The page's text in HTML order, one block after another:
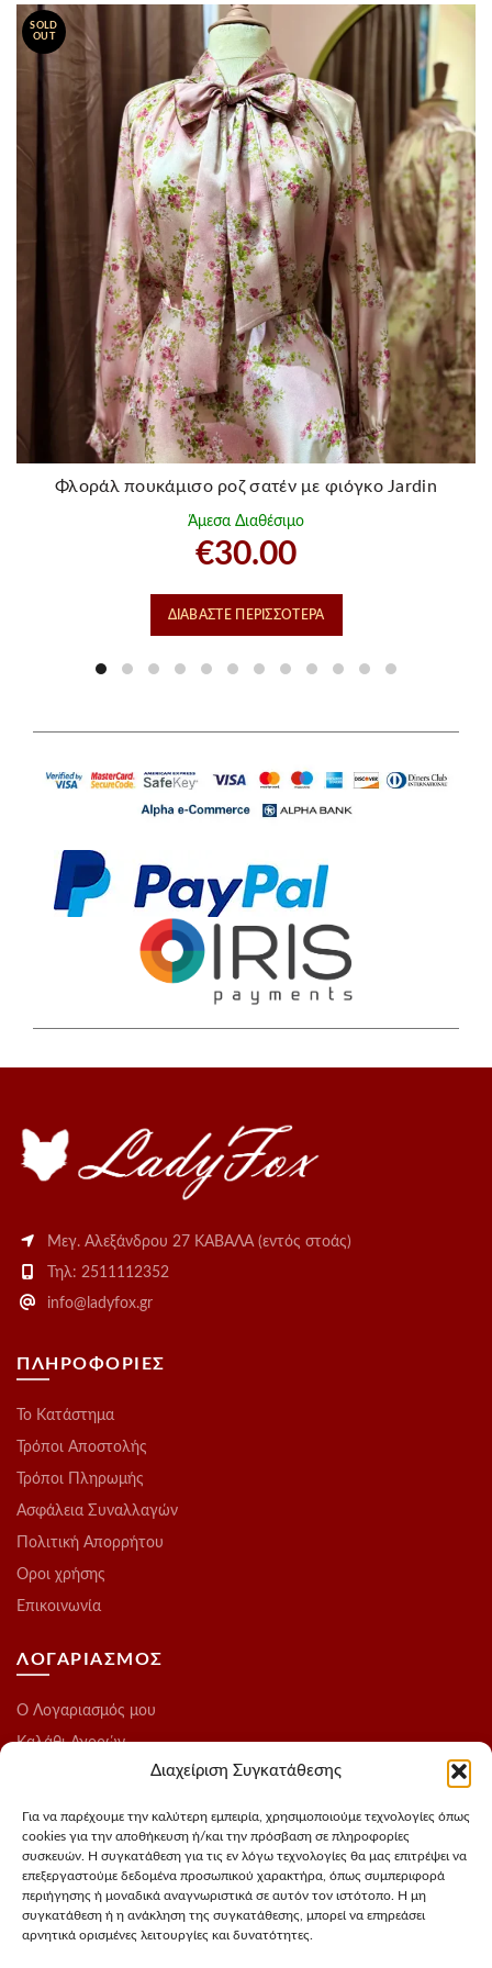
Διαχείριση Συγκατάθεσης
Για να παρέχουμε την καλύτερη εμπειρία, χρησιμοποιούμε τεχνολογίες όπως
cookies για την αποθήκευση ή/και την πρόσβαση σε πληροφορίες
συσκευών. Η συγκατάθεση για τις εν λόγω τεχνολογίες θα μας επιτρέψει να
επεξεργαστούμε δεδομένα προσωπικού χαρακτήρα, όπως συμπεριφορά
περιήγησης ή μοναδικά αναγνωριστικά σε αυτόν τον ιστότοπο. Η μη
συγκατάθεση ή η ανάκληση της συγκατάθεσης, μπορεί να επηρεάσει
αρνητικά ορισμένες λειτουργίες και δυνατότητες.
SOLD
OUT
Φλοράλ πουκάμισο ροζ σατέν με φιόγκο Jardin
Άμεσα Διαθέσιμο
€30.00
ΔΙΑΒΆΣΤΕ ΠΕΡΙΣΣΌΤΕΡΑ
Μεγ. Αλεξάνδρου 27 ΚΑΒΑΛΑ (εντός στοάς)
Τηλ: 2511112352
info@ladyfox.gr
ΠΛΗΡΟΦΟΡΙΕΣ
Το Kατάστημα
Τρόποι Αποστολής
Τρόποι Πληρωμής
Ασφάλεια Συναλλαγών
Πολιτική Απορρήτου
Οροι χρήσης
Επικοινωνία
ΛΟΓΑΡΙΑΣΜΟΣ
O Λογαριασμός μου
Καλάθι Αγορών
Ολοκλήρωση Παραγγελίας
Blog
ΑΚΟΛΟΥΘΗΣΤΕ ΜΑΣ
Instagram